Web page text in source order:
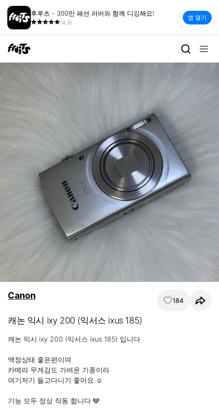
후루츠 - 300만 패션 러버와 함께 디깅해요!
(4.9)
앱 열기
Canon 184
캐논 익시 ixy 200 (익서스 ixus 185)
캐논 익시 ixy 200 (익서스 ixus 185) 입니다
액정상태 좋은편이며
카메라 무게감도 가벼운 기종이라
여기저기 들고다니기 좋아요 ☺️
기능 모두 정상 작동 합니다 🩶